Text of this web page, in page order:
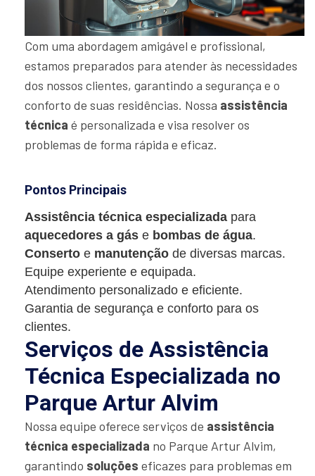
Com uma abordagem amigável e profissional,
estamos preparados para atender às necessidades
dos nossos clientes, garantindo a segurança e o
conforto de suas residências. Nossa assistência
técnica é personalizada e visa resolver os
problemas de forma rápida e eficaz.
Pontos Principais
Assistência técnica especializada para
aquecedores a gás e bombas de água.
Conserto e manutenção de diversas marcas.
Equipe experiente e equipada.
Atendimento personalizado e eficiente.
Garantia de segurança e conforto para os
clientes.
Serviços de Assistência
Técnica Especializada no
Parque Artur Alvim
Nossa equipe oferece serviços de assistência
técnica especializada no Parque Artur Alvim,
garantindo soluções eficazes para problemas em